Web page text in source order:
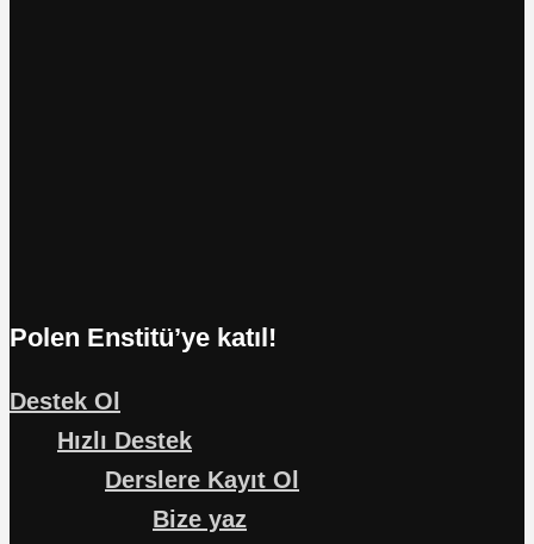
Polen Enstitü’ye katıl!
Destek Ol
Hızlı Destek
Derslere Kayıt Ol
Bize yaz